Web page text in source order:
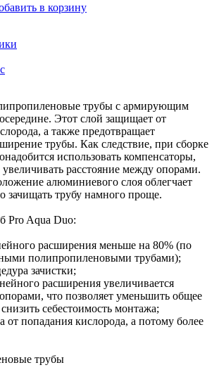
в корзину
трубы с армирующим
Этот слой защищает от
а также предотвращает
трубы. Как следствие, при сборке
использовать компенсаторы,
расстояние между опорами.
алюминиевого слоя облегчает
зачищать трубу намного проще.
Pro Aqua Duo:
расширения меньше на 80% (по
полипропиленовыми трубами);
зачистки;
расширения увеличивается
что позволяет уменьшить общее
себестоимость монтажа;
от попадания кислорода, а потому более
трубы